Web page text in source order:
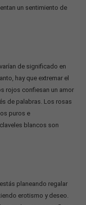
un sentimiento de
de significado en
hay que extremar el
rojos confiesan un amor
de palabras. Los rosas
puros e
blancos son
planeando regalar
erotismo y deseo.